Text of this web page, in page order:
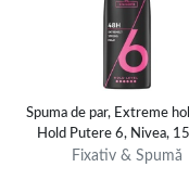
Un fixativ profesional iti
de a-ti exprima
Spuma de par
stralucire
Spuma de par, Extreme
Hold Putere 6, Nivea,
Fixativ & Spumă